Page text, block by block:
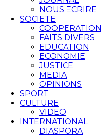
NOUS ECRIRE
SOCIETE
COOPERATION
FAITS DIVERS
EDUCATION
ECONOMIE
JUSTICE
MEDIA
OPINIONS
SPORT
CULTURE
VIDEO
INTERNATIONAL
DIASPORA